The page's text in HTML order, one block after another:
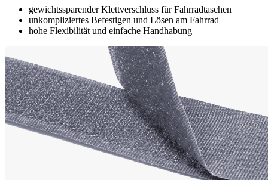
gewichtssparender Klettverschluss für Fahrradtaschen
unkompliziertes Befestigen und Lösen am Fahrrad
hohe Flexibilität und einfache Handhabung